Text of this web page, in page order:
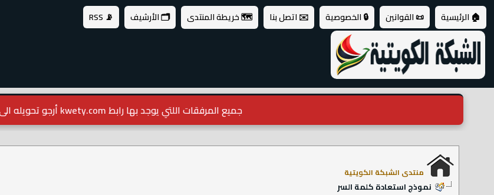
🏠 الرئيسية 📜 القوانين 🔒 الخصوصية ✉️ اتصل بنا 🗺️ خريطة المنتدى 🗂️ الأرشيف 📡 RSS
جميع المرفقات اللتي يوجد بها رابط kwety.com أرجو تحويله الى kwety.net
منتدى الشبكة الكويتية
نموذج استعادة كلمة السر